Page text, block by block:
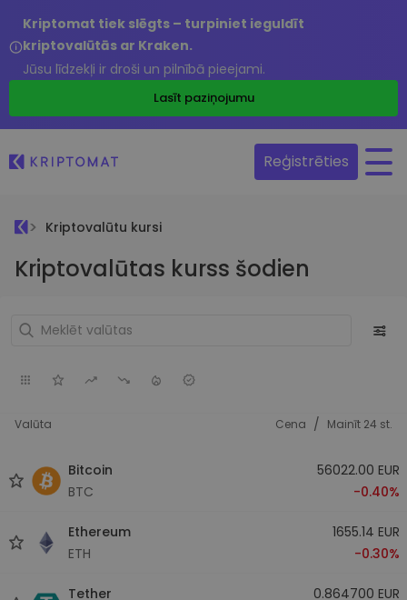
Kriptomat tiek slēgts – turpiniet ieguldīt
kriptovalūtās ar Kraken.
Jūsu līdzekļi ir droši un pilnībā pieejami.
Lasīt paziņojumu
Reģistrēties
Kriptovalūtu kursi
Kriptovalūtas kurss šodien
Valūta Cena / Mainīt 24 st.
Bitcoin
BTC
56022.00 EUR
-0.40%
Ethereum
ETH
1655.14 EUR
-0.30%
Tether
0.864700 EUR